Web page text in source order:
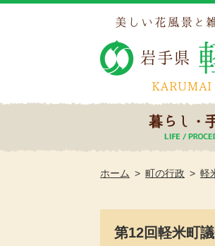
暮らし・
ホーム 町の行政 軽
第12回軽米町